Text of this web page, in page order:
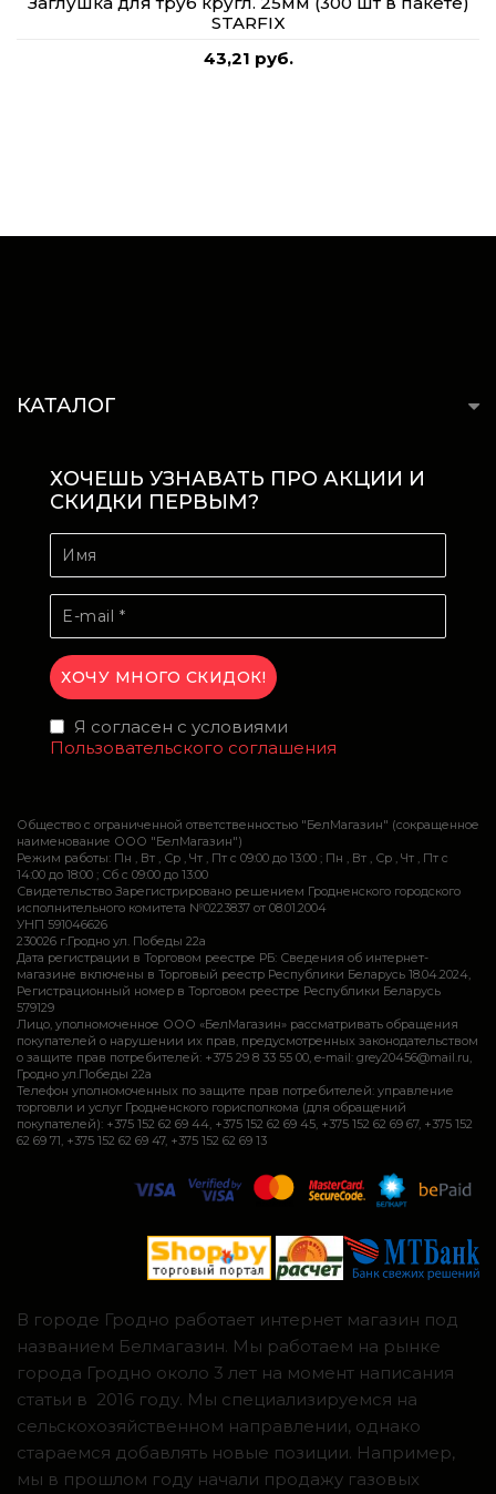
STARFIX
43,21 руб.
КАТАЛОГ
ХОЧЕШЬ УЗНАВАТЬ ПРО АКЦИИ И
СКИДКИ ПЕРВЫМ?
Я согласен с условиями
Пользовательского соглашения
Общество с ограниченной ответственностью "БелМагазин" (сокращенное
наименование ООО "БелМагазин")
Режим работы: Пн , Вт , Ср , Чт , Пт c 09:00 до 13:00 ; Пн , Вт , Ср , Чт , Пт c
14:00 до 18:00 ; Сб c 09:00 до 13:00
Свидетельство Зарегистрировано решением Гродненского городского
исполнительного комитета №0223837 от 08.01.2004
УНП 591046626
230026 г.Гродно ул. Победы 22а
Дата регистрации в Торговом реестре РБ: Сведения об интернет-
магазине включены в Торговый реестр Республики Беларусь 18.04.2024,
Регистрационный номер в Торговом реестре Республики Беларусь
579129
Лицо, уполномоченное ООО «БелМагазин» рассматривать обращения
покупателей о нарушении их прав, предусмотренных законодательством
о защите прав потребителей: +375 29 8 33 55 00, e-mail: grey20456@mail.ru,
Гродно ул.Победы 22а
Телефон уполномоченных по защите прав потребителей: управление
торговли и услуг Гродненского горисполкома (для обращений
покупателей): +375 152 62 69 44, +375 152 62 69 45, +375 152 62 69 67, +375 152
62 69 71, +375 152 62 69 47, +375 152 62 69 13
В городе Гродно работает интернет магазин под
названием Белмагазин. Мы работаем на рынке
города Гродно около 3 лет на момент написания
статьи в 2016 году. Мы специализируемся на
сельскохозяйственном направлении, однако
стараемся добавлять новые позиции. Например,
мы в прошлом году начали продажу газовых